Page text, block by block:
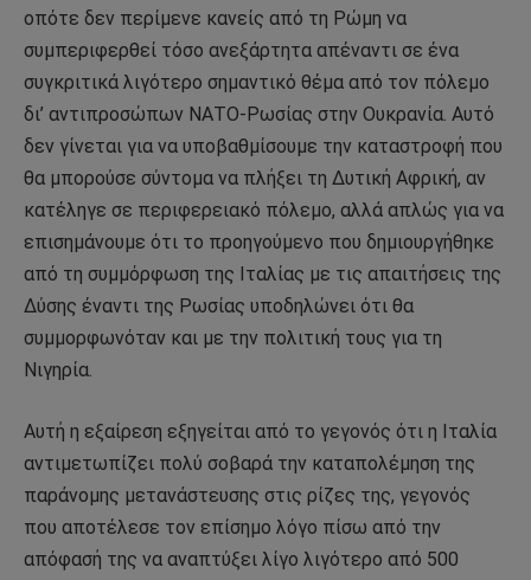
οπότε δεν περίμενε κανείς από τη Ρώμη να
συμπεριφερθεί τόσο ανεξάρτητα απέναντι σε ένα
συγκριτικά λιγότερο σημαντικό θέμα από τον πόλεμο
δι’ αντιπροσώπων ΝΑΤΟ-Ρωσίας στην Ουκρανία. Αυτό
δεν γίνεται για να υποβαθμίσουμε την καταστροφή που
θα μπορούσε σύντομα να πλήξει τη Δυτική Αφρική, αν
κατέληγε σε περιφερειακό πόλεμο, αλλά απλώς για να
επισημάνουμε ότι το προηγούμενο που δημιουργήθηκε
από τη συμμόρφωση της Ιταλίας με τις απαιτήσεις της
Δύσης έναντι της Ρωσίας υποδηλώνει ότι θα
συμμορφωνόταν και με την πολιτική τους για τη
Νιγηρία.
Αυτή η εξαίρεση εξηγείται από το γεγονός ότι η Ιταλία
αντιμετωπίζει πολύ σοβαρά την καταπολέμηση της
παράνομης μετανάστευσης στις ρίζες της, γεγονός
που αποτέλεσε τον επίσημο λόγο πίσω από την
απόφασή της να αναπτύξει λίγο λιγότερο από 500